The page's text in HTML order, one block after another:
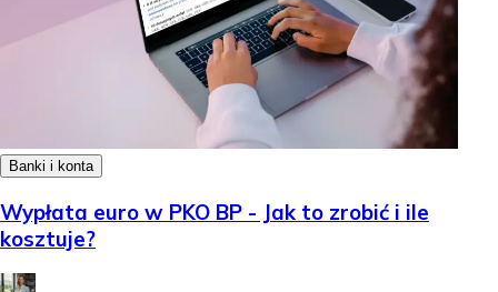
Banki i konta
Wypłata euro w PKO BP - Jak to zrobić i ile
kosztuje?